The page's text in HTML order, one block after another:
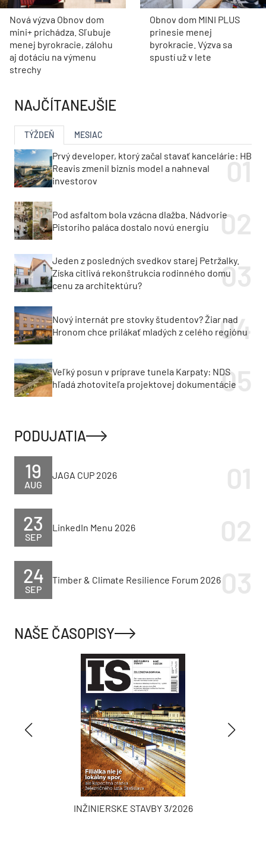
Nová výzva Obnov dom
mini+ prichádza. Sľubuje
menej byrokracie, zálohu
aj dotáciu na výmenu
strechy
Obnov dom MINI PLUS
prinesie menej
byrokracie. Výzva sa
spustí už v lete
NAJČÍTANEJŠIE
TÝŽDEŇ MESIAC
Prvý developer, ktorý začal stavať kancelárie: HB
Reavis zmenil biznis model a nahneval
investorov
Pod asfaltom bola vzácna dlažba. Nádvorie
Pistoriho paláca dostalo novú energiu
Jeden z posledných svedkov starej Petržalky.
Získa citlivá rekonštrukcia rodinného domu
cenu za architektúru?
Nový internát pre stovky študentov? Žiar nad
Hronom chce prilákať mladých z celého regiónu
Veľký posun v príprave tunela Karpaty: NDS
hľadá zhotoviteľa projektovej dokumentácie
PODUJATIA
AUG
19 JAGA CUP 2026
SEP
23 LinkedIn Menu 2026
SEP
24 Timber & Climate Resilience Forum 2026
NAŠE ČASOPISY
INŽINIERSKE STAVBY 3/2026